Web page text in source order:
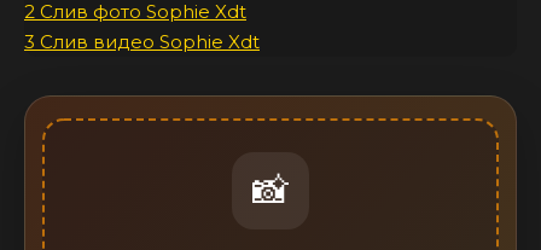
2 Слив фото Sophie Xdt
3 Слив видео Sophie Xdt
📸